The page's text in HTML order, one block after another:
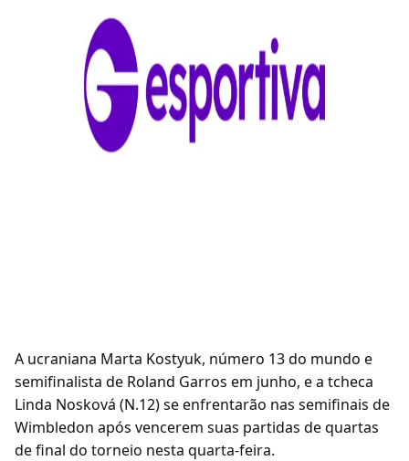
A ucraniana Marta Kostyuk, número 13 do mundo e
semifinalista de Roland Garros em junho, e a tcheca
Linda Nosková (N.12) se enfrentarão nas semifinais de
Wimbledon após vencerem suas partidas de quartas
de final do torneio nesta quarta-feira.